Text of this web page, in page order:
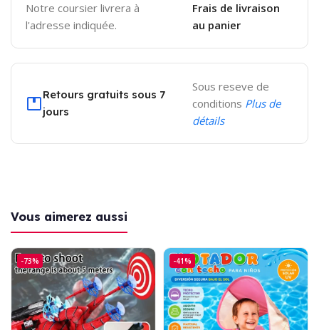
Notre coursier livrera à
l'adresse indiquée.
Frais de livraison
au panier
Retours gratuits sous 7
jours
Sous reseve de
conditions Plus de
détails
Vous aimerez aussi
-73% -41%